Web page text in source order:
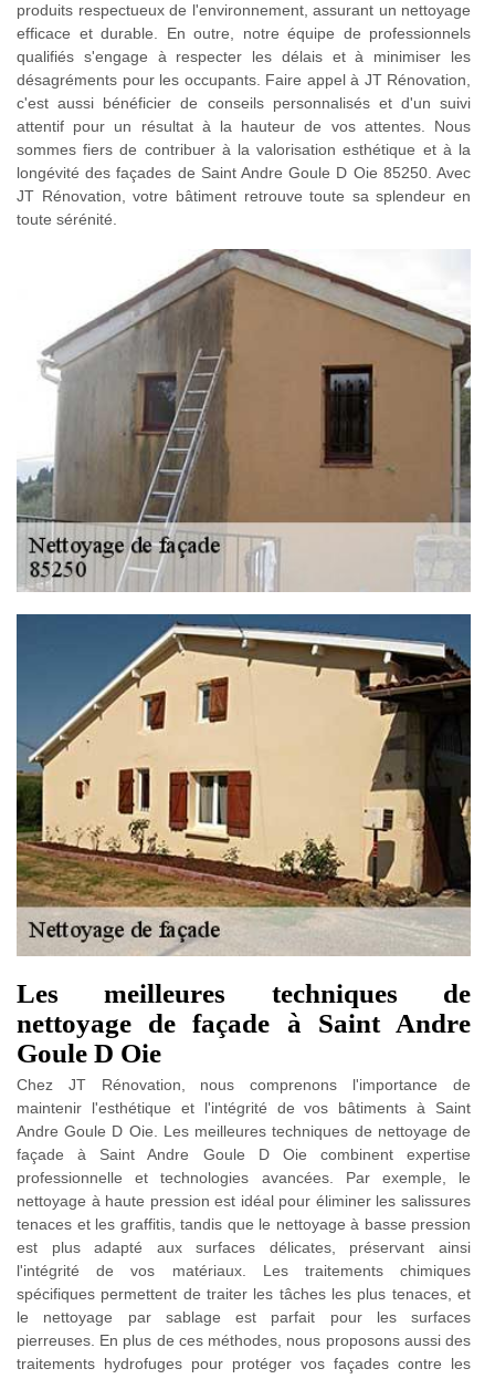
produits respectueux de l'environnement, assurant un nettoyage
efficace et durable. En outre, notre équipe de professionnels
qualifiés s'engage à respecter les délais et à minimiser les
désagréments pour les occupants. Faire appel à JT Rénovation,
c'est aussi bénéficier de conseils personnalisés et d'un suivi
attentif pour un résultat à la hauteur de vos attentes. Nous
sommes fiers de contribuer à la valorisation esthétique et à la
longévité des façades de Saint Andre Goule D Oie 85250. Avec
JT Rénovation, votre bâtiment retrouve toute sa splendeur en
toute sérénité.
Les meilleures techniques de
nettoyage de façade à Saint Andre
Goule D Oie
Chez JT Rénovation, nous comprenons l'importance de
maintenir l'esthétique et l'intégrité de vos bâtiments à Saint
Andre Goule D Oie. Les meilleures techniques de nettoyage de
façade à Saint Andre Goule D Oie combinent expertise
professionnelle et technologies avancées. Par exemple, le
nettoyage à haute pression est idéal pour éliminer les salissures
tenaces et les graffitis, tandis que le nettoyage à basse pression
est plus adapté aux surfaces délicates, préservant ainsi
l'intégrité de vos matériaux. Les traitements chimiques
spécifiques permettent de traiter les tâches les plus tenaces, et
le nettoyage par sablage est parfait pour les surfaces
pierreuses. En plus de ces méthodes, nous proposons aussi des
traitements hydrofuges pour protéger vos façades contre les